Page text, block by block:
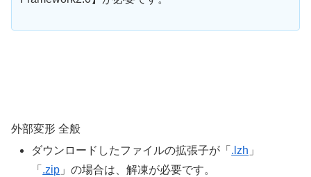
外部変形 全般
ダウンロードしたファイルの拡張子が「 .lzh 」
「 .zip 」の場合は、解凍が必要です。